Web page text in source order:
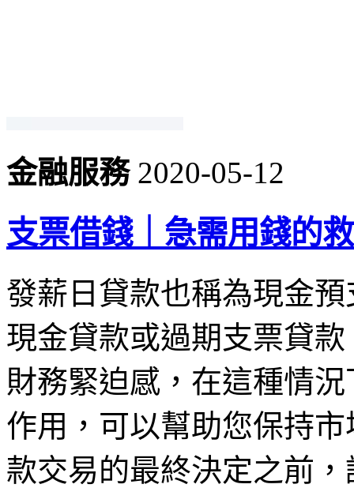
金融服務2020-05-12
支票借錢｜急需用錢的
發薪日貸款也稱為現金
現金貸款或過期支票貸
財務緊迫感，在這種情
作用，可以幫助您保持
款交易的最終決定之前